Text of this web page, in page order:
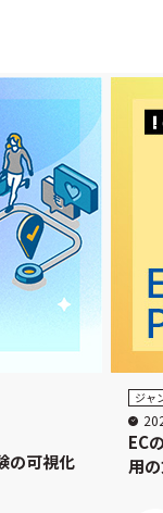
の可視化
ジャ
EC
用